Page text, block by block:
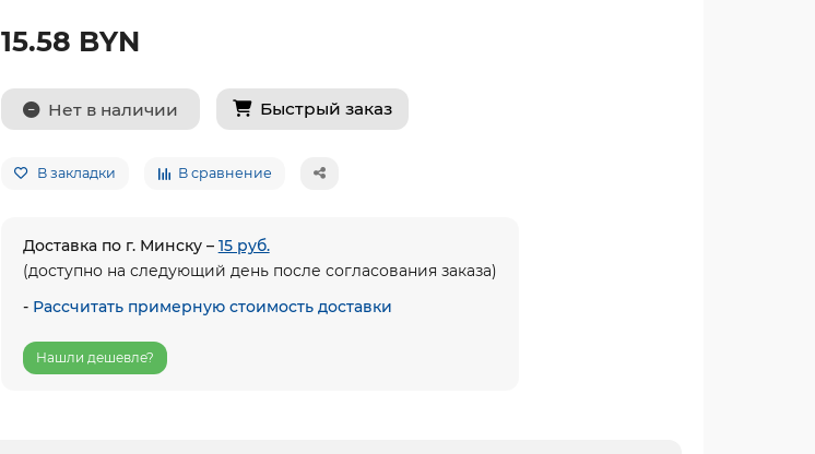
15.58 BYN
Нет в наличии Быстрый заказ
В закладки В сравнение
Доставка по г. Минску – 15 руб.
(доступно на следующий день после согласования заказа)
- Рассчитать примерную стоимость доставки
Нашли дешевле?